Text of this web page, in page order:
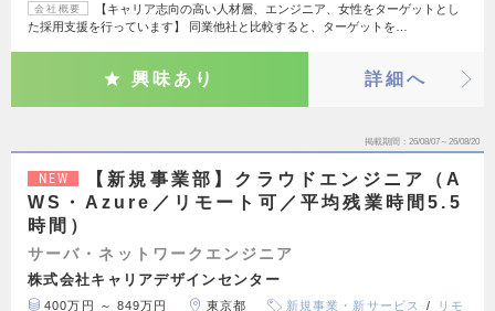
会社概要
【キャリア志向の高い人材層、エンジニア、女性をターゲットとし
た採用支援を行っています】 同業他社と比較すると、ターゲットを…
興味あり 詳細へ
掲載期間 26/08/07～26/08/20
NEW
【新規事業部】クラウドエンジニア（A
WS・Azure／リモート可／平均残業時間5.5
時間）
サーバ・ネットワークエンジニア
株式会社キャリアデザインセンター
400万円 ～ 849万円 東京都 新規事業・新サービス
リモ